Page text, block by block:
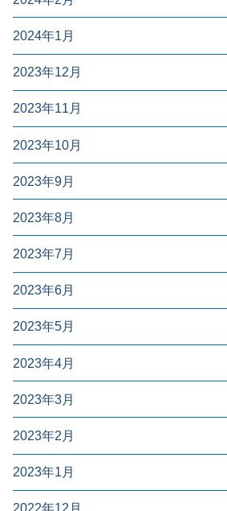
2024年1月
2023年12月
2023年11月
2023年10月
2023年9月
2023年8月
2023年7月
2023年6月
2023年5月
2023年4月
2023年3月
2023年2月
2023年1月